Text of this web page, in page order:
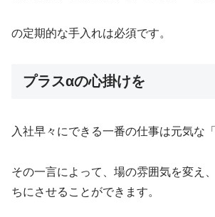
の定期的な手入れは必須です。
プラスαの心掛けを
入社早々にできる一番の仕事は元気な
その一言によって、場の雰囲気を変え
ちにさせることができます。